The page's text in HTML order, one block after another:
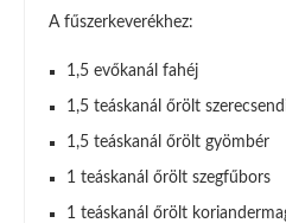
A fűszerkeverékhez:
1,5 evőkanál fahéj
1,5 teáskanál őrölt
1,5 teáskanál őrölt gyömbér
1 teáskanál őrölt szegfűbors
1 teáskanál őrölt